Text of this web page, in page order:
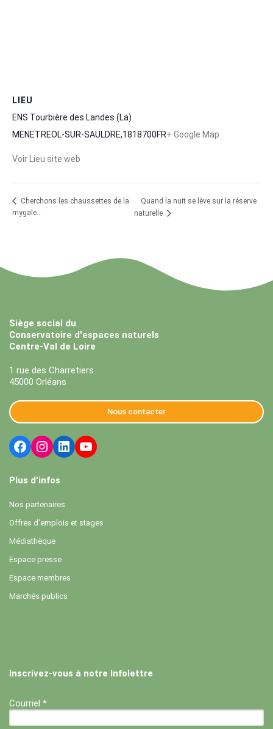
LIEU
ENS Tourbière des Landes (La)
MENETREOL-SUR-SAULDRE,1818700FR+ Google Map
Voir Lieu site web
Cherchons les chaussettes de la
mygale…
Quand la nuit se lève sur la réserve
naturelle
Siège social du
Conservatoire d'espaces naturels
Centre-Val de Loire
1 rue des Charretiers
45000 Orléans
Nous contacter
Plus d'infos
Nos partenaires
Offres d’emplois et stages
Médiathèque
Espace presse
Espace membres
Marchés publics
Inscrivez-vous à notre Infolettre
Courriel *